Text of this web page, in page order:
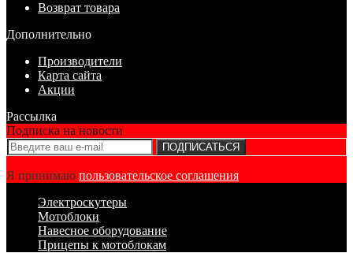
Возврат товара
Дополнительно
Производители
Карта сайта
Акции
Рассылка
Подписка на новости
ПОДПИСАТЬСЯ
Я принимаю пользовательское соглашения
Электроскутеры
Мотоблоки
Навесное оборудование
Прицепы к мотоблокам